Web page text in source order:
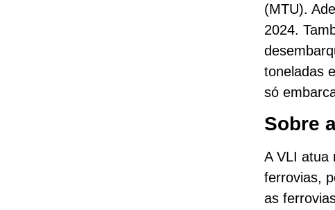
(MTU).
2024.
toneladas
só
Sobre
A VLI atua
ferrovias,
as